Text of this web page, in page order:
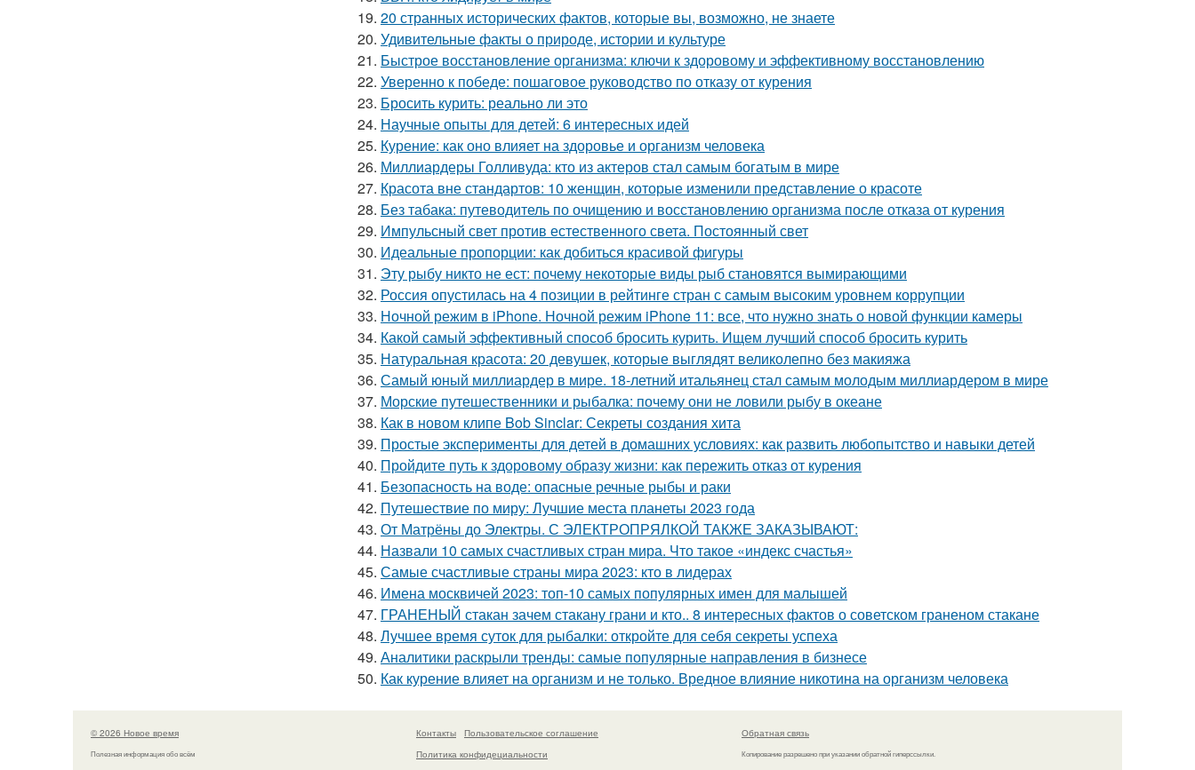
19. 20 странных исторических фактов, которые вы, возможно, не знаете
20. Удивительные факты о природе, истории и культуре
21. Быстрое восстановление организма: ключи к здоровому и эффективному восстановлению
22. Уверенно к победе: пошаговое руководство по отказу от курения
23. Бросить курить: реально ли это
24. Научные опыты для детей: 6 интересных идей
25. Курение: как оно влияет на здоровье и организм человека
26. Миллиардеры Голливуда: кто из актеров стал самым богатым в мире
27. Красота вне стандартов: 10 женщин, которые изменили представление о красоте
28. Без табака: путеводитель по очищению и восстановлению организма после отказа от курения
29. Импульсный свет против естественного света. Постоянный свет
30. Идеальные пропорции: как добиться красивой фигуры
31. Эту рыбу никто не ест: почему некоторые виды рыб становятся вымирающими
32. Россия опустилась на 4 позиции в рейтинге стран с самым высоким уровнем коррупции
33. Ночной режим в iPhone. Ночной режим iPhone 11: все, что нужно знать о новой функции камеры
34. Какой самый эффективный способ бросить курить. Ищем лучший способ бросить курить
35. Натуральная красота: 20 девушек, которые выглядят великолепно без макияжа
36. Самый юный миллиардер в мире. 18-летний итальянец стал самым молодым миллиардером в мире
37. Морские путешественники и рыбалка: почему они не ловили рыбу в океане
38. Как в новом клипе Bob Sinclar: Секреты создания хита
39. Простые эксперименты для детей в домашних условиях: как развить любопытство и навыки детей
40. Пройдите путь к здоровому образу жизни: как пережить отказ от курения
41. Безопасность на воде: опасные речные рыбы и раки
42. Путешествие по миру: Лучшие места планеты 2023 года
43. От Матрёны до Электры. С ЭЛЕКТРОПРЯЛКОЙ ТАКЖЕ ЗАКАЗЫВАЮТ:
44. Назвали 10 самых счастливых стран мира. Что такое «индекс счастья»
45. Самые счастливые страны мира 2023: кто в лидерах
46. Имена москвичей 2023: топ-10 самых популярных имен для малышей
47. ГРАНЕНЫЙ стакан зачем стакану грани и кто.. 8 интересных фактов о советском граненом стакане
48. Лучшее время суток для рыбалки: откройте для себя секреты успеха
49. Аналитики раскрыли тренды: самые популярные направления в бизнесе
50. Как курение влияет на организм и не только. Вредное влияние никотина на организм человека
© 2026 Новое время
Полезная информация обо всём
Контакты
Пользовательское соглашение
Политика конфидециальности
Обратная связь
Копирование разрешено при указании обратной гиперссылки.